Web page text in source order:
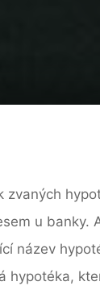
zvaných
u banky.
název
hypotéka,